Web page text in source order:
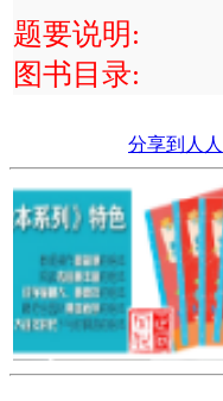
题要说明:
图书目录:
分享到人人